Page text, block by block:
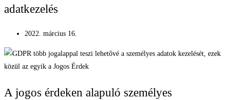
adatkezelés
2022. március 16.
A jogos érdeken alapuló személyes